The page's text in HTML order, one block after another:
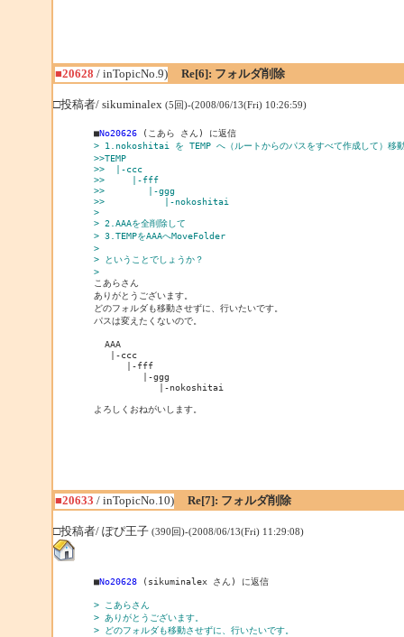
■20628 / inTopicNo.9) Re[6]: フォルダ削除
□投稿者/ sikuminalex (5回)-(2008/06/13(Fri) 10:26:59)
■No20626
(こあら さん) に返信
> 1.nokoshitai を TEMP へ（ルートからのパスをすべて作成して）移
>>TEMP
>>  |-ccc
>>     |-fff
>>        |-ggg
>>           |-nokoshitai
>
> 2.AAAを全削除して
> 3.TEMPをAAAへMoveFolder
>
> ということでしょうか？
>
ありがとうございます。
どのフォルダも移動させずに、行いたいです。
パスは変えたくないので。
  AAA
   |-ccc
      |-fff
         |-ggg
            |-nokoshitai
■20633 / inTopicNo.10) Re[7]: フォルダ削除
□投稿者/ ぽぴ王子 (390回)-(2008/06/13(Fri) 11:29:08)
■No20628 (sikuminalex さん) に返信
> こあらさん
> ありがとうございます。
> どのフォルダも移動させずに、行いたいです。